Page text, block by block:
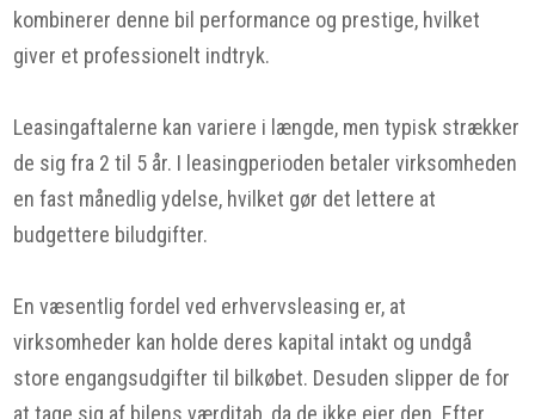
kombinerer denne bil performance og prestige, hvilket
giver et professionelt indtryk.
Leasingaftalerne kan variere i længde, men typisk strækker
de sig fra 2 til 5 år. I leasingperioden betaler virksomheden
en fast månedlig ydelse, hvilket gør det lettere at
budgettere biludgifter.
En væsentlig fordel ved erhvervsleasing er, at
virksomheder kan holde deres kapital intakt og undgå
store engangsudgifter til bilkøbet. Desuden slipper de for
at tage sig af bilens værditab, da de ikke ejer den. Efter